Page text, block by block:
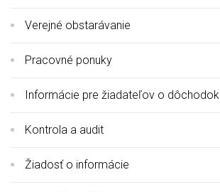
Verejné obstarávanie
Pracovné ponuky
Informácie pre žiadateľov o dôchodok
Kontrola a audit
Žiadosť o informácie